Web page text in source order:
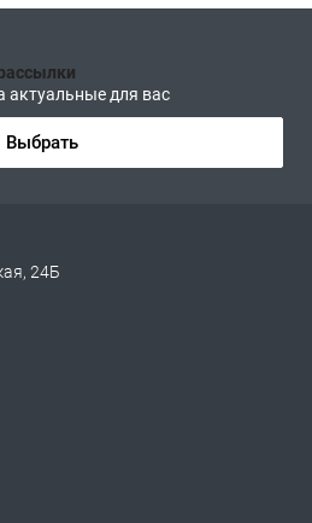
актуальные для вас
Выбрать
24Б